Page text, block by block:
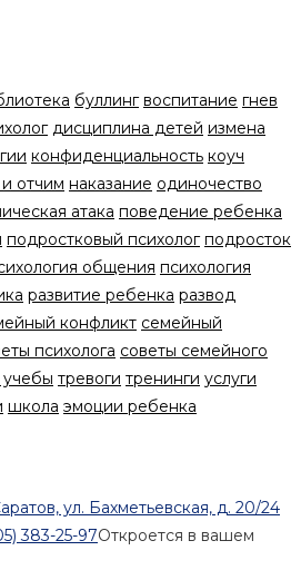
буллинг воспитание гнев
дисциплина детей измена
конфиденциальность коуч
отчим наказание одиночество
атака поведение ребенка
подростковый психолог подросток
общения психология
развитие ребенка развод
конфликт семейный
психолога советы семейного
учебы тревоги тренинги услуги
школа эмоции ребенка
ул. Бахметьевская, д. 20/24
383-25-97Откроется в вашем